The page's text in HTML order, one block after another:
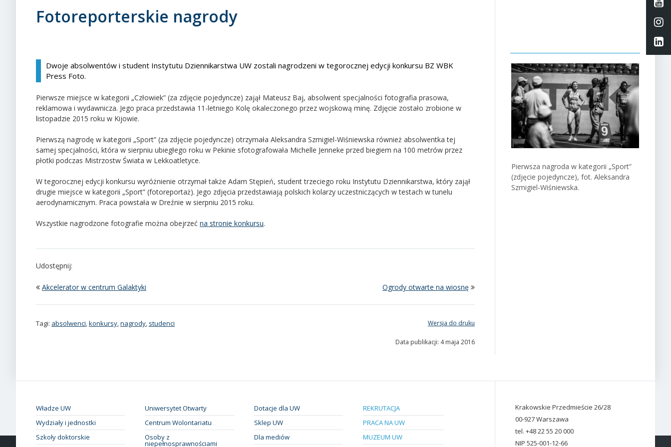
Fotoreporterskie nagrody
Dwoje absolwentów i student Instytutu Dziennikarstwa UW zostali nagrodzeni w tegorocznej edycji konkursu BZ WBK
Press Foto.
Pierwsze miejsce w kategorii „Człowiek” (za zdjęcie pojedyncze) zajął Mateusz Baj, absolwent specjalności fotografia prasowa,
reklamowa i wydawnicza. Jego praca przedstawia 11-letniego Kolę okaleczonego przez wojskową minę. Zdjęcie zostało zrobione w
listopadzie 2015 roku w Kijowie.
Pierwszą nagrodę w kategorii „Sport” (za zdjęcie pojedyncze) otrzymała Aleksandra Szmigiel-Wiśniewska również absolwentka tej
samej specjalności, która w sierpniu ubiegłego roku w Pekinie sfotografowała Michelle Jenneke przed biegiem na 100 metrów przez
płotki podczas Mistrzostw Świata w Lekkoatletyce.
W tegorocznej edycji konkursu wyróżnienie otrzymał także Adam Stępień, student trzeciego roku Instytutu Dziennikarstwa, który zajął
drugie miejsce w kategorii „Sport” (fotoreportaż). Jego zdjęcia przedstawiają polskich kolarzy uczestniczących w testach w tunelu
aerodynamicznym. Praca powstała w Dreźnie w sierpniu 2015 roku.
Wszystkie nagrodzone fotografie można obejrzeć na stronie konkursu.
Udostępnij:
Akcelerator w centrum Galaktyki Ogrody otwarte na wiosnę
Tagi: absolwenci,konkursy,nagrody, studenci Wersja do druku
Data publikacji: 4 maja 2016
Pierwsza nagroda w kategorii „Sport”
(zdjęcie pojedyncze), fot. Aleksandra
Szmigiel-Wiśniewska.
Władze UW
Wydziały i jednostki
Szkoły doktorskie
Uniwersytet Otwarty
Centrum Wolontariatu
Osoby z
niepełnosprawnościami
Dotacje dla UW
Sklep UW
Dla mediów
REKRUTACJA
PRACA NA UW
MUZEUM UW
Krakowskie Przedmieście 26/28
00-927 Warszawa
tel. +48 22 55 20 000
NIP 525-001-12-66